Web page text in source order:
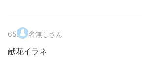
65. 名無しさん
献花イラネ